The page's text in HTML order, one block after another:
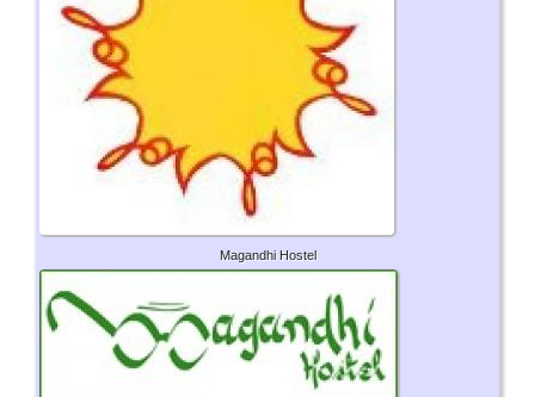
Magandhi Hostel